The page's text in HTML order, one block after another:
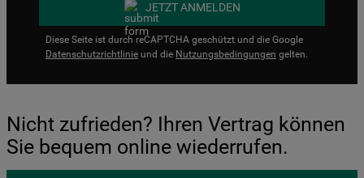
JETZT ANMELDEN
Diese Seite ist durch reCAPTCHA geschützt und die Google
Datenschutzrichtlinie und die Nutzungsbedingungen gelten.
Nicht zufrieden? Ihren Vertrag können
Sie bequem online wiederrufen.